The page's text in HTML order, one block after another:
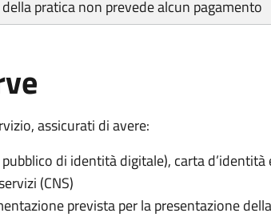
pratica non prevede alcun pagamento
assicurati di avere:
di identità digitale), carta
(CNS)
prevista per la presentazione